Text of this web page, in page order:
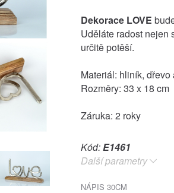
Dekorace LOVE
Uděláte radost nejen
určitě potěší.
Materiál: hliník, dřevo
Rozměry: 33 x 18 cm
Záruka: 2 roky
Kód:E1461
Další parametry
NÁPIS 30CM